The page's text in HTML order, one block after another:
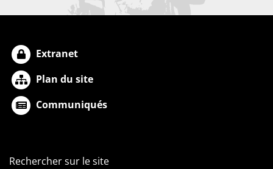
Extranet
Plan du site
Communiqués
Rechercher sur le site